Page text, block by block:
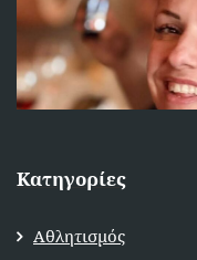
Κατηγορίες
Αθλητισμός